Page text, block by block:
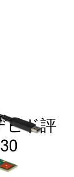
ヒド評